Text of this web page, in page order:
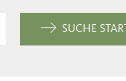
SUCHE